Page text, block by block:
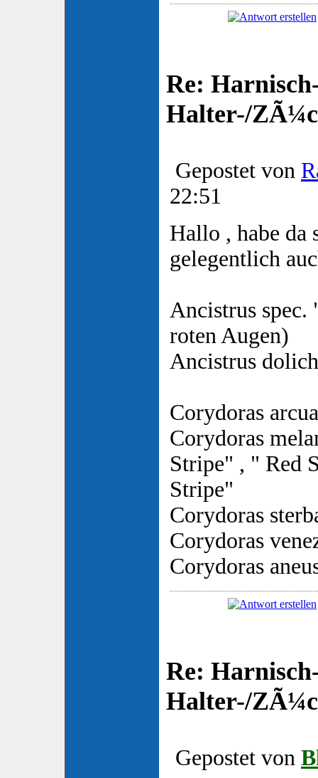
Re:
Halter-/
Gepostet von
22:51
Hallo , habe da
gelegentlich
Ancistrus
roten Augen)
Ancistrus
Corydoras
Corydoras
Stripe" , " Red
Stripe"
Corydoras
Corydoras
Corydoras
Re:
Halter-/
Gepostet von